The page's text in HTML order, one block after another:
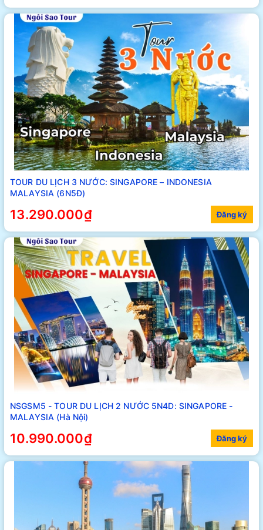
TOUR DU LỊCH 3 NƯỚC: SINGAPORE – INDONESIA
MALAYSIA (6N5Đ)
13.290.000₫ Đăng ký
NSGSM5 - TOUR DU LỊCH 2 NƯỚC 5N4D: SINGAPORE -
MALAYSIA (Hà Nội)
10.990.000₫ Đăng ký